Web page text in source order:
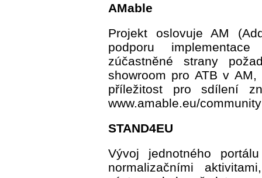
AMable
Projekt oslovuje AM
podporu
zúčastněné strany
showroom pro ATB v
příležitost pro sdílení
www.amable.eu/community
STAND4EU
Vývoj jednotného
normalizačními